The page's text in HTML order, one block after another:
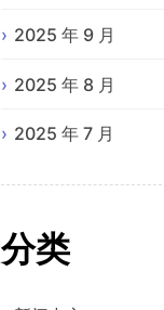
2025 年 9 月
2025 年 8 月
2025 年 7 月
分类